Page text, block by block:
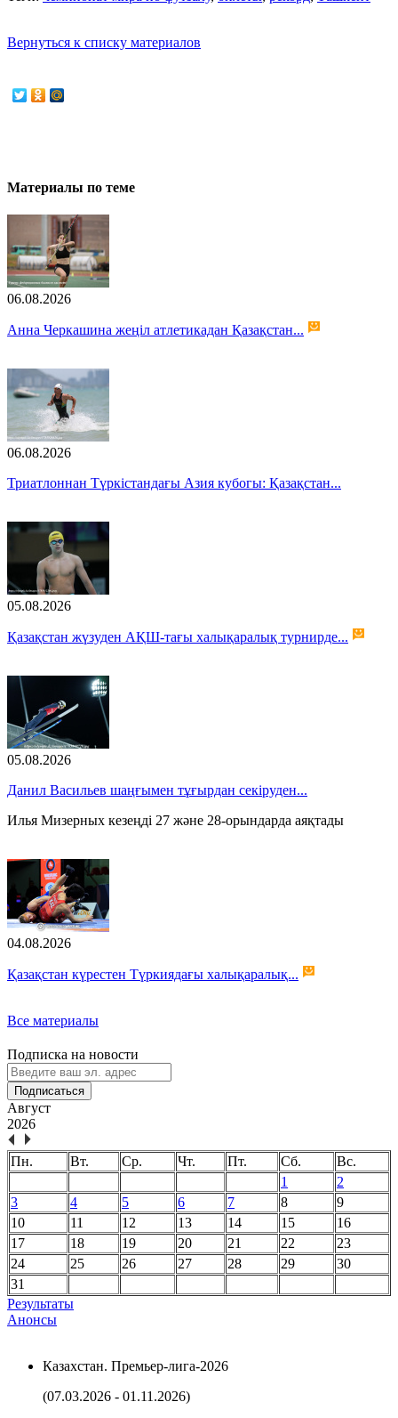
Вернуться к списку материалов
Материалы по теме
06.08.2026
Анна Черкашина жеңіл атлетикадан Қазақстан...
06.08.2026
Триатлоннан Түркістандағы Азия кубогы: Қазақстан...
05.08.2026
Қазақстан жүзуден АҚШ-тағы халықаралық турнирде...
05.08.2026
Данил Васильев шаңғымен тұғырдан секіруден...
Илья Мизерных кезеңді 27 және 28-орындарда аяқтады
04.08.2026
Қазақстан күрестен Түркиядағы халықаралық...
Все материалы
Подписка на новости
Подписаться
Август
2026
Пн. Вт. Ср. Чт. Пт. Сб.
Вс.
1
2
3
4 5 6 7 8
9
10
11 12 13 14 15
16
17
18 19 20 21 22
23
24
25 26 27 28 29
30
31
Результаты
Анонсы
Казахстан. Премьер-лига-2026
(07.03.2026 - 01.11.2026)